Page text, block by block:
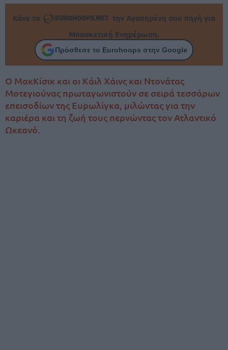
Κάνε το
την Αγαπημένη σου πηγή για
Μπασκετική Ενημέρωση.
Πρόσθεσε το Eurohoops στην Google
Ο ΜακΚίσικ και οι Κάιλ Χάινς και Ντονάτας
Μοτεγιούνας πρωταγωνιστούν σε σειρά τεσσάρων
επεισοδίων της Ευρωλίγκα, μιλώντας για την
καριέρα και τη ζωή τους περνώντας τον Ατλαντικό
Ωκεανό.